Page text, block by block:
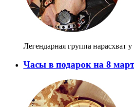
Легендарная группа нарасхват
Часы в подарок на 8